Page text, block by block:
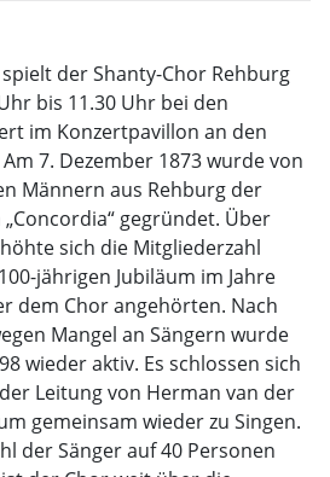
der Shanty-Chor Rehburg
bis 11.30 Uhr bei den
im Konzertpavillon an den
7. Dezember 1873 wurde von
Männern aus Rehburg der
gegründet. Über
sich die Mitgliederzahl
jährigen Jubiläum im Jahre
dem Chor angehörten. Nach
Mangel an Sängern wurde
wieder aktiv. Es schlossen sich
Leitung von Herman van der
gemeinsam wieder zu Singen.
der Sänger auf 40 Personen